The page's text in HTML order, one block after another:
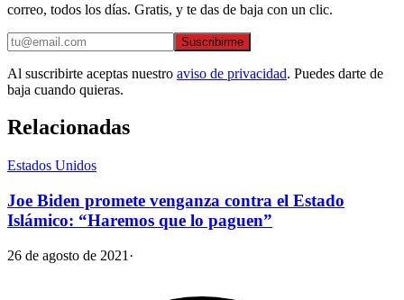
correo, todos los días. Gratis, y te das de baja con un clic.
Suscribirme
Al suscribirte aceptas nuestro aviso de privacidad. Puedes darte de
baja cuando quieras.
Relacionadas
Estados Unidos
Joe Biden promete venganza contra el Estado
Islámico: “Haremos que lo paguen”
26 de agosto de 2021 ·